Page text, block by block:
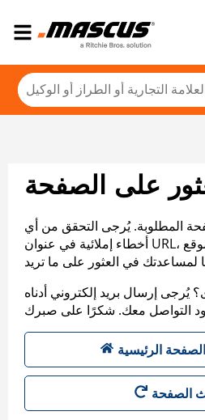
على الصفحة
المطلوبة. يُرجى التحقق من أي
أخطاء إملائية في عنوان URL، أو عرض خريطة الموقع
إرسال بريد إلكتروني أدناه
الرئيسية